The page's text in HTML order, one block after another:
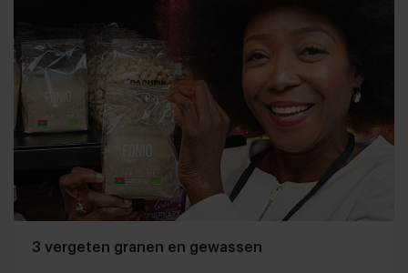
3 vergeten granen en gewassen